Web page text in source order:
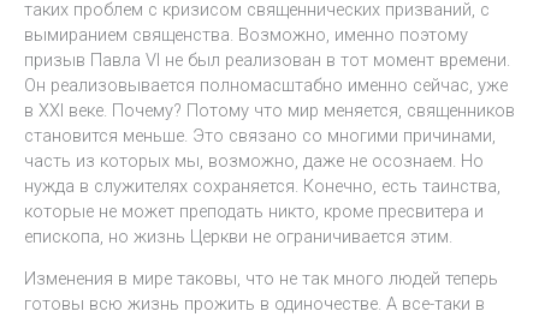
таких проблем с кризисом священнических призваний, с
вымиранием священства. Возможно, именно поэтому
призыв Павла VI не был реализован в тот момент времени.
Он реализовывается полномасштабно именно сейчас, уже
в XXI веке. Почему? Потому что мир меняется, священников
становится меньше. Это связано со многими причинами,
часть из которых мы, возможно, даже не осознаем. Но
нужда в служителях сохраняется. Конечно, есть таинства,
которые не может преподать никто, кроме пресвитера и
епископа, но жизнь Церкви не ограничивается этим.
Изменения в мире таковы, что не так много людей теперь
готовы всю жизнь прожить в одиночестве. А все-таки в